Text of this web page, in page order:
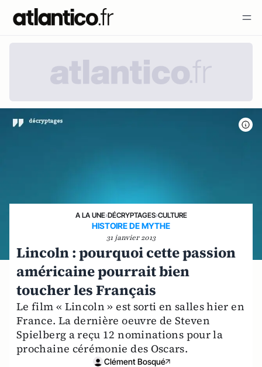
A LA UNE›DÉCRYPTAGES›CULTURE
HISTOIRE DE MYTHE
31 janvier 2013
Lincoln : pourquoi cette passion
américaine pourrait bien
toucher les Français
Le film « Lincoln » est sorti en salles hier en
France. La dernière oeuvre de Steven
Spielberg a reçu 12 nominations pour la
prochaine cérémonie des Oscars.
Clément Bosqué